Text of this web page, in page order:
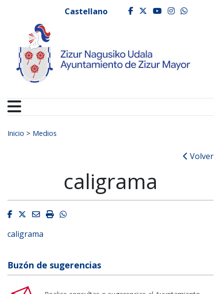
Ayuntamiento de
Castellano facebook
twitter
youtube
Buscar:
Inicio > Medios
Volver
caligrama
Facebook
Twitter
EmailImprimirWhatsapp
caligrama
Buzón de sugerencias